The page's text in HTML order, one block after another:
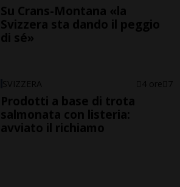
Su Crans-Montana «la
Svizzera sta dando il peggio
di sé»
SVIZZERA 4 ore 7
Prodotti a base di trota
salmonata con listeria:
avviato il richiamo